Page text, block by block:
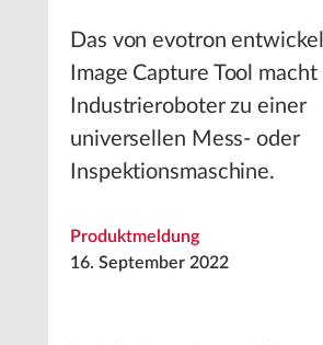
Das von evotron
Image Capture Tool macht
Industrieroboter zu einer
universellen Mess- oder
Inspektionsmaschine.
Produktmeldung
16. September 2022